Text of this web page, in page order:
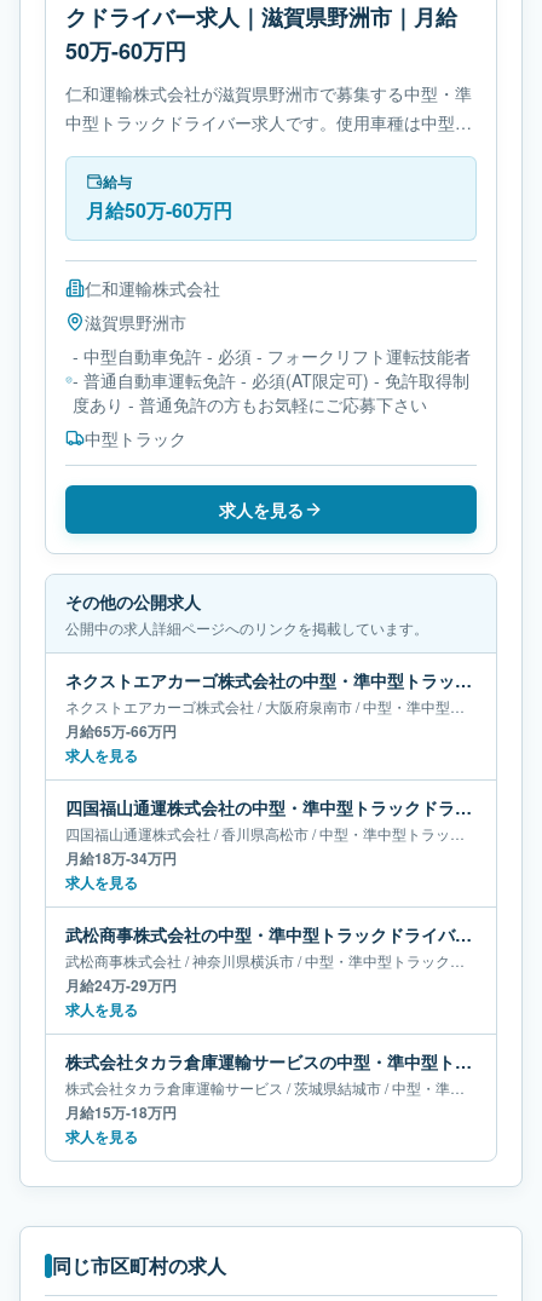
クドライバー求人｜滋賀県野洲市｜月給
50万-60万円
仁和運輸株式会社が滋賀県野洲市で募集する中型・準
中型トラックドライバー求人です。使用車種は中型ト
ラックです。必要免許は- 中型自動車免許です。
給与
月給50万-60万円
仁和運輸株式会社
滋賀県野洲市
- 中型自動車免許 - 必須 - フォークリフト運転技能者
- 普通自動車運転免許 - 必須(AT限定可) - 免許取得制
度あり - 普通免許の方もお気軽にご応募下さい
中型トラック
求人を見る
その他の公開求人
公開中の求人詳細ページへのリンクを掲載しています。
ネクストエアカーゴ株式会社の中型・準中型トラックドライバー求人｜大阪府泉南市｜月給65万-66万円
ネクストエアカーゴ株式会社 /大阪府泉南市/中型・準中型トラックドライバー
月給65万-66万円
求人を見る
四国福山通運株式会社の中型・準中型トラックドライバー求人｜香川県高松市｜月給18万-34万円
四国福山通運株式会社 /香川県高松市/中型・準中型トラックドライバー
月給18万-34万円
求人を見る
武松商事株式会社の中型・準中型トラックドライバー求人｜神奈川県横浜市｜月給24万-29万円
武松商事株式会社 /神奈川県横浜市/中型・準中型トラックドライバー
月給24万-29万円
求人を見る
株式会社タカラ倉庫運輸サービスの中型・準中型トラックドライバー求人｜茨城県結城市｜月給15万-18万円
株式会社タカラ倉庫運輸サービス /茨城県結城市/中型・準中型トラックドライバー
月給15万-18万円
求人を見る
同じ市区町村の求人